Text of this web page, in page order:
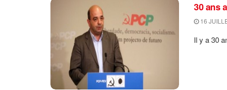
30 ans
16
Il y a 30